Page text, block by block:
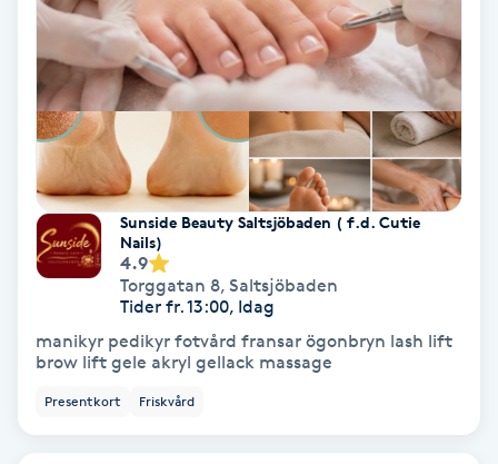
Rosacea
Rosenmetoden
Ryggmassage
Samtalsterapi
Senioryoga
Shiatsu
Sunside Beauty Saltsjöbaden ( f.d. Cutie
Nails)
4.9
Torggatan 8, Saltsjöbaden
Tider fr. 13:00, Idag
manikyr pedikyr fotvård fransar ögonbryn lash lift
brow lift gele akryl gellack massage
Presentkort Friskvård